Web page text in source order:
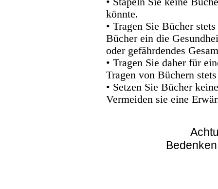
könnte.
• Tragen Sie Bücher
Bücher ein die
oder gefährdendes
• Tragen Sie daher für
Tragen von Büchern
• Setzen Sie Bücher
Vermeiden sie eine